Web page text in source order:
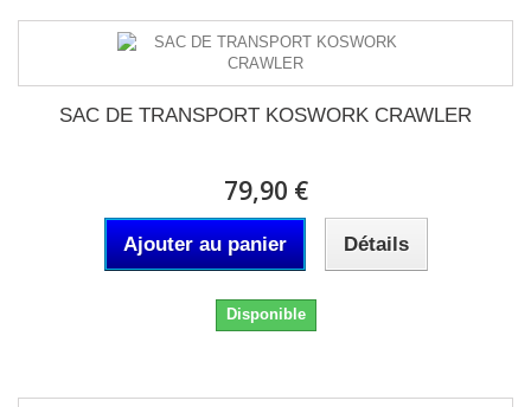
SAC DE TRANSPORT KOSWORK CRAWLER
79,90 €
Ajouter au panier Détails
Disponible